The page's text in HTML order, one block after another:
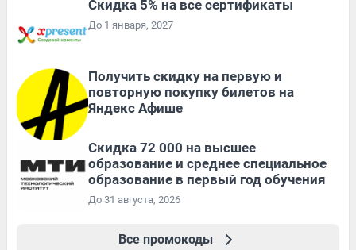
Скидка 5% на все сертификаты
До 1 января, 2027
Получить скидку на первую и
повторную покупку билетов на
Яндекс Афише
Скидка 72 000 на высшее
образование и среднее специальное
образование в первый год обучения
До 31 августа, 2026
Все промокоды